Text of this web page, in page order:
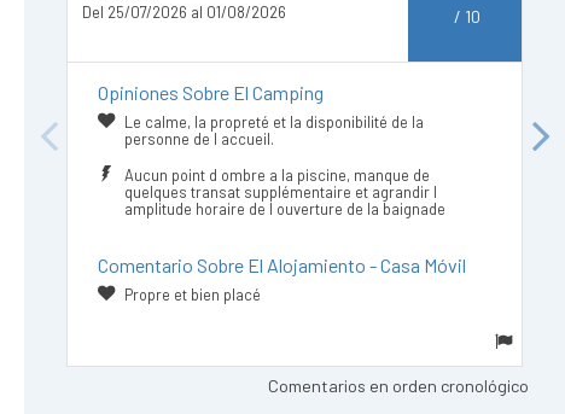
Previous
Del 25/07/2026 al 01/08/2026
/ 10
Opiniones Sobre El Camping
Le calme, la propreté et la disponibilité de la
personne de l accueil.
Aucun point d ombre a la piscine, manque de
quelques transat supplémentaire et agrandir l
amplitude horaire de l ouverture de la baignade
Comentario Sobre El Alojamiento - Casa Móvil
Propre et bien placé
Next
Comentarios en orden cronológico